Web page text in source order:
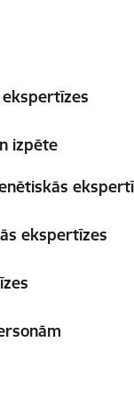
izpēte
ekspertīzes